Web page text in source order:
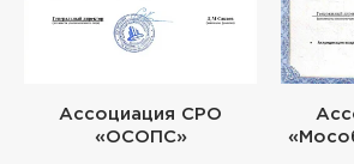
Ассоциация СРО
«ОСОПС»